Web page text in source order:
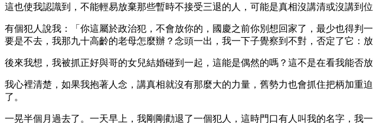
這也使我認識到，不能輕易放棄那些暫時不接受三退的人，可能是真相沒講清或沒講到
有個犯人說我：「你這屬於政治犯，不會放你的，國慶之前你別想回家了，最少也得
要是不去，我那九十高齡的老母怎麼辦？念頭一出，我一下子覺察到不對，否定了它：
後來我想，我被抓正好與哥的女兒結婚碰到一起，這能是偶然的嗎？這不是在看我能否
我心裡清楚，如果我抱著人念，講真相就沒有那麼大的力量，舊勢力也會抓住把柄加
了。
一晃半個月過去了。一天早上，我剛剛勸退了一個犯人，這時門口有人叫我的名字，